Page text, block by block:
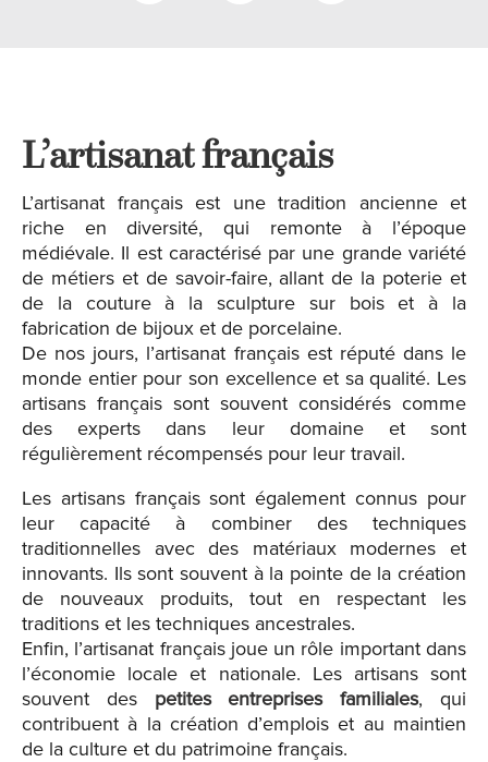
L’artisanat français
L’artisanat français est une tradition ancienne et
riche en diversité, qui remonte à l’époque
médiévale. Il est caractérisé par une grande variété
de métiers et de savoir-faire, allant de la poterie et
de la couture à la sculpture sur bois et à la
fabrication de bijoux et de porcelaine.
De nos jours, l’artisanat français est réputé dans le
monde entier pour son excellence et sa qualité. Les
artisans français sont souvent considérés comme
des experts dans leur domaine et sont
régulièrement récompensés pour leur travail.
Les artisans français sont également connus pour
leur capacité à combiner des techniques
traditionnelles avec des matériaux modernes et
innovants. Ils sont souvent à la pointe de la création
de nouveaux produits, tout en respectant les
traditions et les techniques ancestrales.
Enfin, l’artisanat français joue un rôle important dans
l’économie locale et nationale. Les artisans sont
souvent des petites entreprises familiales, qui
contribuent à la création d’emplois et au maintien
de la culture et du patrimoine français.